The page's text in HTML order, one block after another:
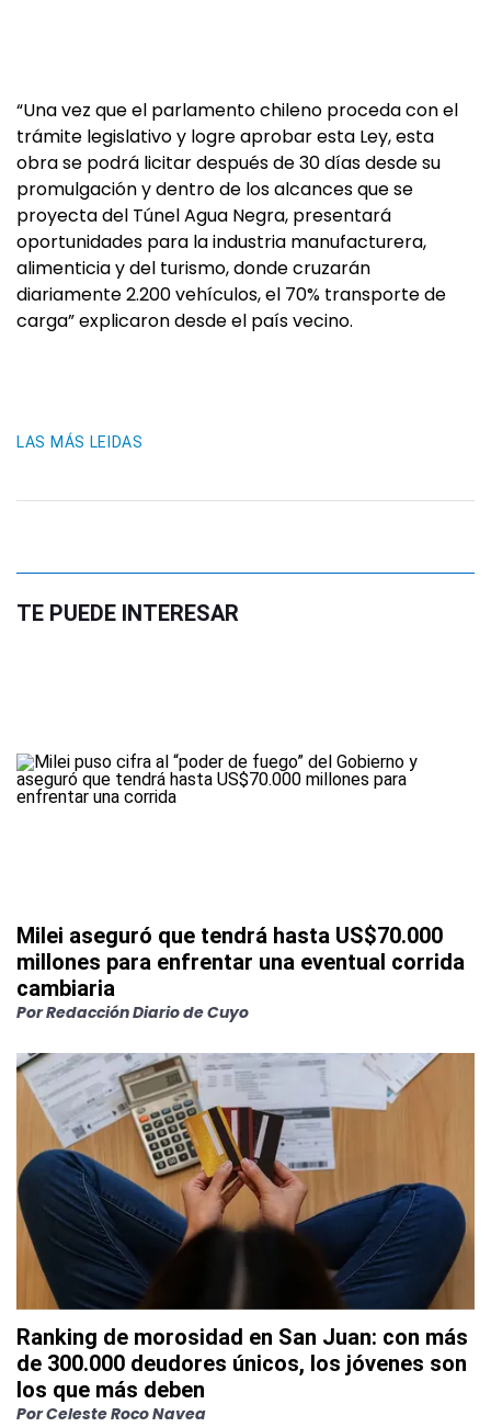
“Una vez que el parlamento chileno proceda con el
trámite legislativo y logre aprobar esta Ley, esta
obra se podrá licitar después de 30 días desde su
promulgación y dentro de los alcances que se
proyecta del Túnel Agua Negra, presentará
oportunidades para la industria manufacturera,
alimenticia y del turismo, donde cruzarán
diariamente 2.200 vehículos, el 70% transporte de
carga” explicaron desde el país vecino.
LAS MÁS LEIDAS
TE PUEDE INTERESAR
Milei aseguró que tendrá hasta US$70.000
millones para enfrentar una eventual corrida
cambiaria
PorRedacción Diario de Cuyo
Ranking de morosidad en San Juan: con más
de 300.000 deudores únicos, los jóvenes son
los que más deben
PorCeleste Roco Navea